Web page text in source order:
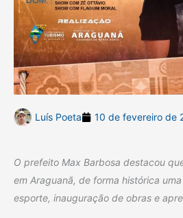
Luís Poeta 10 de fevereiro de
O prefeito Max Barbosa destacou
em Araguanã, de forma histórica
esporte, inauguração de obras e